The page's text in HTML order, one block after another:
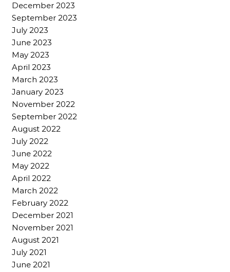
December 2023
September 2023
July 2023
June 2023
May 2023
April 2023
March 2023
January 2023
November 2022
September 2022
August 2022
July 2022
June 2022
May 2022
April 2022
March 2022
February 2022
December 2021
November 2021
August 2021
July 2021
June 2021